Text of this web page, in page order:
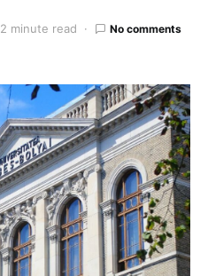
2 minute read No comments